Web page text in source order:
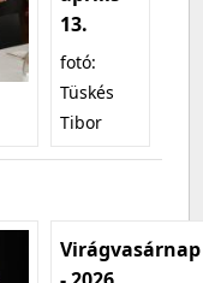
13.
fotó:
Tüskés
Tibor
Virágvasárnap